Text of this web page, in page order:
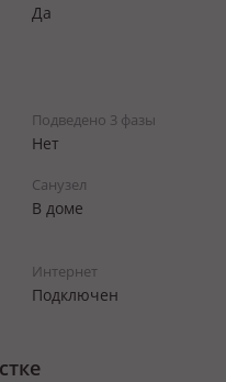
Да
Подведено 3 фазы
Нет
Санузел
В доме
Интернет
Подключен